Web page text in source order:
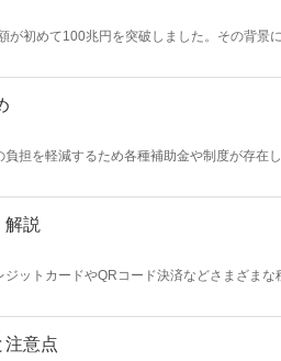
初めて100兆円を突破しました。その背景
近では物価上昇もキャッシュレス決済の普
担を軽減するため各種補助金や制度が存在
費用の問題を解消し、更なるビジネスの成
解説
ットカードやQRコード決済などさまざまな
注意点